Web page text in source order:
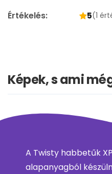
Értékelés: 5(1
Képek, s ami
A Twisty habbetűk
alapanyagból